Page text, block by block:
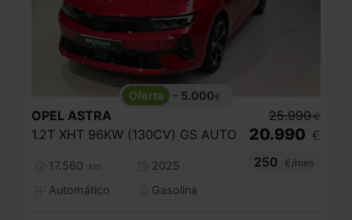
- 5.000€
OPEL ASTRA
1.2T XHT 96KW (130CV) GS AUTO
17.560 km
2025
Automático
Gasolina
25.990 €
20.990 €
250
€/mes